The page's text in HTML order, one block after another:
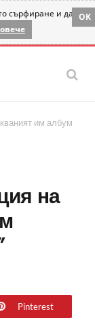
сърфиране и да OK
им албум
на
Pinterest